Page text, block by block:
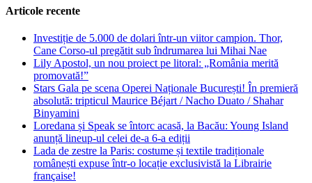
Articole recente
Investiție de 5.000 de dolari într-un viitor campion. Thor,
Cane Corso-ul pregătit sub îndrumarea lui Mihai Nae
Lily Apostol, un nou proiect pe litoral: „România merită
promovată!”
Stars Gala pe scena Operei Naționale București! În premieră
absolută: tripticul Maurice Béjart / Nacho Duato / Shahar
Binyamini
Loredana și Speak se întorc acasă, la Bacău: Young Island
anunță lineup-ul celei de-a 6-a ediții
Lada de zestre la Paris: costume și textile tradiționale
românești expuse într-o locație exclusivistă la Librairie
française!